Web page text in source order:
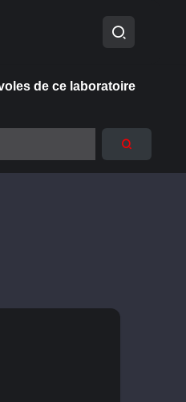
de ce laboratoire